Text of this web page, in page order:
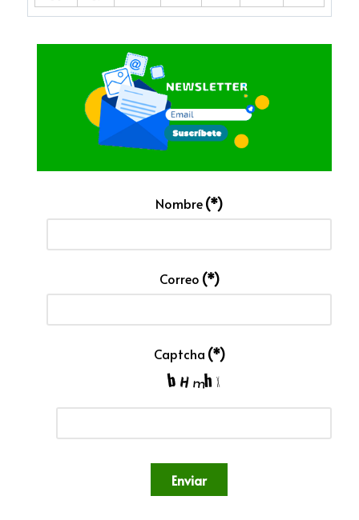
Nombre(*)
Correo (*)
Captcha (*)
Enviar